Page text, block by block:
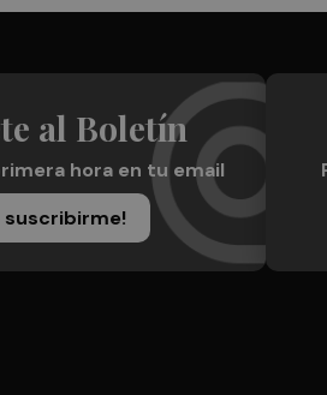
al Boletín
hora en tu email
suscribirme!